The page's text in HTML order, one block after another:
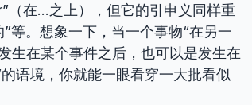
（在…之上），但它的引申义同样重
等。想象一下，当一个事物“在另一
生在某个事件之后，也可以是发生在
语境，你就能一眼看穿一大批看似